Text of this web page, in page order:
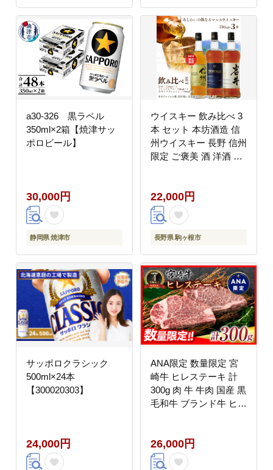
a30-326 黒ラベル
350ml×2箱【焼津サッ
ポロビール】
30,000円
静岡県 焼津市
ウイスキー 飲み比べ 3
本 セット 本坊酒造 信
州ウイスキー 長野 信州
限定 ご褒美 酒 洋酒 プ
22,000円
長野県 駒ヶ根市
サッポロクラシック
500ml×24本
【300020303】
24,000円
ANA限定 数量限定 宮
崎牛 ヒレステーキ 計
300g 肉 牛 牛肉 国産 黒
毛和牛 ブランド牛 ヒレ
26,000円